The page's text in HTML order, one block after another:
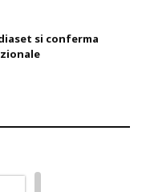
si conferma